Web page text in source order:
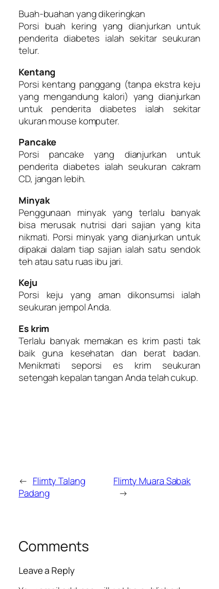
Buah-buahan yang dikeringkan
Porsi buah kering yang dianjurkan untuk
penderita diabetes ialah sekitar seukuran
telur.
Kentang
Porsi kentang panggang (tanpa ekstra keju
yang mengandung kalori) yang dianjurkan
untuk penderita diabetes ialah sekitar
ukuran mouse komputer.
Pancake
Porsi pancake yang dianjurkan untuk
penderita diabetes ialah seukuran cakram
CD, jangan lebih.
Minyak
Penggunaan minyak yang terlalu banyak
bisa merusak nutrisi dari sajian yang kita
nikmati. Porsi minyak yang dianjurkan untuk
dipakai dalam tiap sajian ialah satu sendok
teh atau satu ruas ibu jari.
Keju
Porsi keju yang aman dikonsumsi ialah
seukuran jempol Anda.
Es krim
Terlalu banyak memakan es krim pasti tak
baik guna kesehatan dan berat badan.
Menikmati seporsi es krim seukuran
setengah kepalan tangan Anda telah cukup.
← Flimty Talang
Padang
Flimty Muara Sabak
→
Comments
Leave a Reply